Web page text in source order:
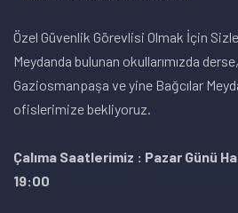
Özel Güvenlik Görevlisi Olmak İçin
Meydanda bulunan okullarımızda
Gaziosmanpaşa ve yine Bağcılar
ofislerimize bekliyoruz.
Çalıma Saatlerimiz : Pazar Günü
19:00